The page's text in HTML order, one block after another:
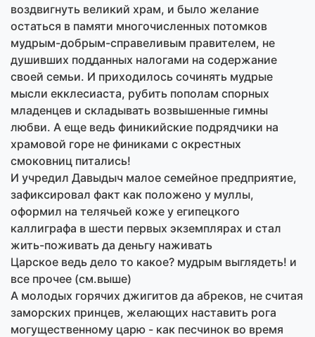
воздвигнуть великий храм, и было желание
остаться в памяти многочисленных потомков
мудрым-добрым-справеливым правителем, не
душивших подданных налогами на содержание
своей семьи. И приходилось сочинять мудрые
мысли екклесиаста, рубить пополам спорных
младенцев и складывать возвышенные гимны
любви. А еще ведь финикийские подрядчики на
храмовой горе не финиками с окрестных
смоковниц питались!
И учредил Давыдыч малое семейное предприятие,
зафиксировал факт как положено у муллы,
оформил на телячьей коже у египецкого
каллиграфа в шести первых экземплярах и стал
жить-поживать да деньгу наживать
Царское ведь дело то какое? мудрым выглядеть! и
все прочее (см.выше)
А молодых горячих джигитов да абреков, не считая
заморских принцев, желающих наставить рога
могущественному царю - как песчинок во время